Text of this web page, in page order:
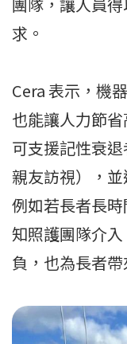
求。
Cera 表示，機
也能讓人力節
可支援記性衰
親友訪視），
例如若長者長
知照護團隊介
負，也為長者